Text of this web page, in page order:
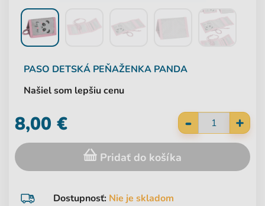
PASO DETSKÁ PEŇAŽENKA PANDA
Našiel som lepšiu cenu
Dostupnosť: Nie je skladom
- +
8,00 €
Pridať do košíka